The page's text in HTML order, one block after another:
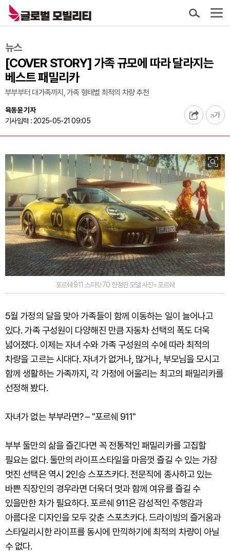
뉴스
[COVER STORY] 가족 규모에 따라 달라지는
베스트 패밀리카
부부부터 대가족까지, 가족 형태별 최적의 차량 추천
육동윤 기자
기사입력 : 2025-05-21 09:05
포르쉐 911 스피릿 70 한정판 모델 사진=포르쉐
5월 가정의 달을 맞아 가족들이 함께 이동하는 일이 늘어나고
있다. 가족 구성원이 다양해진 만큼 자동차 선택의 폭도 더욱
넓어졌다. 이제는 자녀 수와 가족 구성원의 수에 따라 최적의
차량을 고르는 시대다. 자녀가 없거나, 많거나, 부모님을 모시고
함께 생활하는 가족까지, 각 가정에 어울리는 최고의 패밀리카를
선정해 봤다.
자녀가 없는 부부라면? – "포르쉐 911"
부부 둘만의 삶을 즐긴다면 꼭 전통적인 패밀리카를 고집할
필요는 없다. 둘만의 라이프스타일을 마음껏 즐길 수 있는 가장
멋진 선택은 역시 2인승 스포츠카다. 전문직에 종사하고 있는
바쁜 직장인의 경우라면 더욱더 멋과 함께 여유를 즐길 수
있을만한 차가 필요하다. 포르쉐 911은 감성적인 주행감과
아름다운 디자인을 모두 갖춘 스포츠카다. 드라이빙의 즐거움과
스타일리시한 라이프를 동시에 만끽하기에 최적의 차량이 아닐
수 없다.